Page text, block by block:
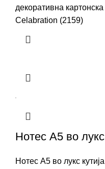
декоративна
Celabration (2159)
Нотес A5 во
Нотес A5 во лукс